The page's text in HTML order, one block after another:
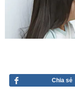
Chia sẻ